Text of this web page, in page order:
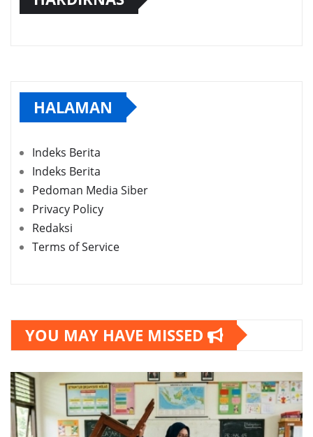
HALAMAN
Indeks Berita
Indeks Berita
Pedoman Media Siber
Privacy Policy
Redaksi
Terms of Service
YOU MAY HAVE MISSED